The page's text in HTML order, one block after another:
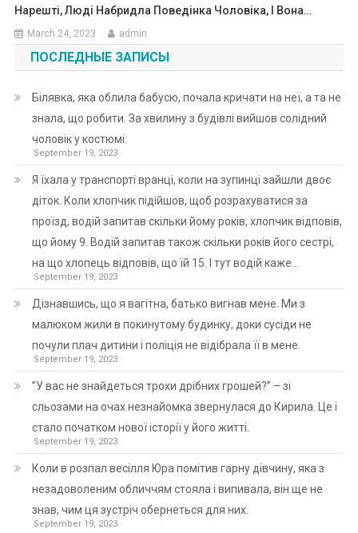
Нарешті, Люді Набридла Поведінка Чоловіка, І Вона…
March 24, 2023 admin
ПОСЛЕДНЫЕ ЗАПИСЫ
Білявка, яка облила бабусю, почала кричати на неї, а та не
знала, що робити. За хвилину з будівлі вийшов солідний
чоловік у костюмі.
September 19, 2023
Я їхала у транспорті вранці, коли на зупинці зайшли двоє
діток. Коли хлопчик підійшов, щоб розрахуватися за
проїзд, водій запитав скільки йому років, хлопчик відповів,
що йому 9. Водій запитав також скільки років його сестрі,
на що хлопець відповів, що їй 15. І тут водій каже…
September 19, 2023
Дізнавшись, що я вагітна, батько вигнав мене. Ми з
малюком жили в покинутому будинку, доки сусіди не
почули плач дитини і поліція не відібрала її в мене.
September 19, 2023
”У вас не знайдеться трохи дрібних грошей?” – зі
сльозами на очах незнайомка звернулася до Кирила. Це і
стало початком нової історії у його житті.
September 19, 2023
Коли в розпал весілля Юра помітив гарну дівчину, яка з
незадоволеним обличчям стояла і випивала, він ще не
знав, чим ця зустріч обернеться для них.
September 19, 2023